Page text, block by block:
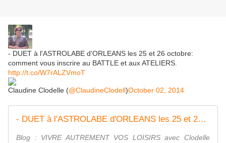
- DUET à l'ASTROLABE d'ORLEANS les 25 et 26 octobre:
comment vous inscrire au BATTLE et aux ATELIERS.
http://t.co/W7rALZVmoT
Claudine Clodelle (@ClaudineClodell)October 02, 2014
- DUET à l'ASTROLABE d'ORLEANS les 25 et 26 octobre: comment vous inscrire au BATTLE et aux ATELIERS. - VIVRE AUTREMENT VOS LOISIRS avec Clodelle
Blog : VIVRE AUTREMENT VOS LOISIRS avec Clodelle